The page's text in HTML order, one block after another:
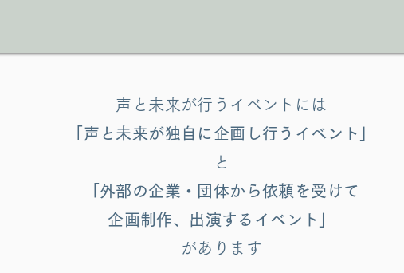
声と未来が行うイベントには
「声と未来が独自に 企画し行うイベント」
と
「外部の企業・団体から依頼を受けて
企画制作、出演するイベント」
があります